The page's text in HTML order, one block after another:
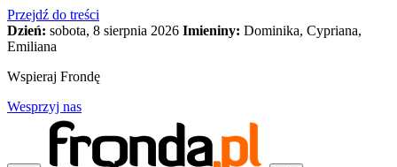
Przejdź do treści
Dzień: sobota, 8 sierpnia 2026 Imieniny: Dominika, Cypriana,
Emiliana
Wspieraj Frondę
Wesprzyj nas